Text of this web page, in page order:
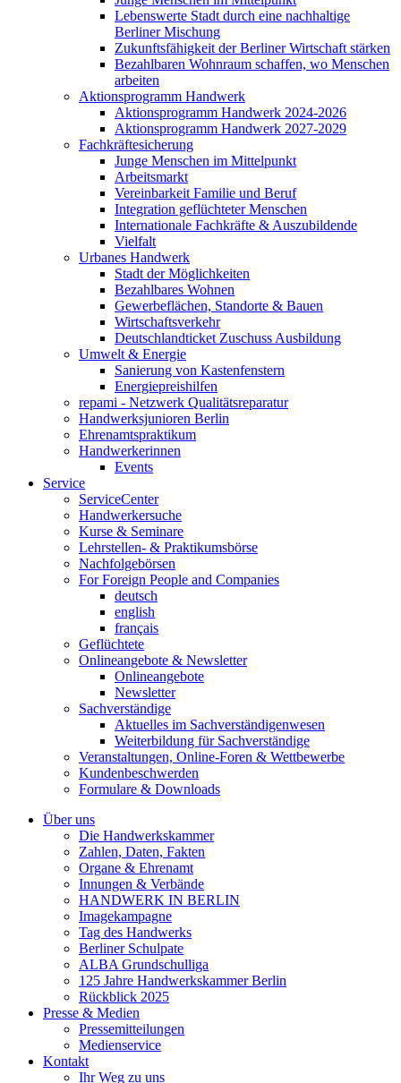
Lebenswerte Stadt durch eine nachhaltige
Berliner Mischung
Zukunftsfähigkeit der Berliner Wirtschaft stärken
Bezahlbaren Wohnraum schaffen, wo Menschen
arbeiten
Aktionsprogramm Handwerk
Aktionsprogramm Handwerk 2024-2026
Aktionsprogramm Handwerk 2027-2029
Fachkräftesicherung
Junge Menschen im Mittelpunkt
Arbeitsmarkt
Vereinbarkeit Familie und Beruf
Integration geflüchteter Menschen
Internationale Fachkräfte & Auszubildende
Vielfalt
Urbanes Handwerk
Stadt der Möglichkeiten
Bezahlbares Wohnen
Gewerbeflächen, Standorte & Bauen
Wirtschaftsverkehr
Deutschlandticket Zuschuss Ausbildung
Umwelt & Energie
Sanierung von Kastenfenstern
Energiepreishilfen
repami - Netzwerk Qualitätsreparatur
Handwerksjunioren Berlin
Ehrenamtspraktikum
Handwerkerinnen
Events
Service
ServiceCenter
Handwerkersuche
Kurse & Seminare
Lehrstellen- & Praktikumsbörse
Nachfolgebörsen
For Foreign People and Companies
deutsch
english
français
Geflüchtete
Onlineangebote & Newsletter
Onlineangebote
Newsletter
Sachverständige
Aktuelles im Sachverständigenwesen
Weiterbildung für Sachverständige
Veranstaltungen, Online-Foren & Wettbewerbe
Kundenbeschwerden
Formulare & Downloads
Über uns
Die Handwerkskammer
Zahlen, Daten, Fakten
Organe & Ehrenamt
Innungen & Verbände
HANDWERK IN BERLIN
Imagekampagne
Tag des Handwerks
Berliner Schulpate
ALBA Grundschulliga
125 Jahre Handwerkskammer Berlin
Rückblick 2025
Presse & Medien
Pressemitteilungen
Medienservice
Kontakt
Ihr Weg zu uns